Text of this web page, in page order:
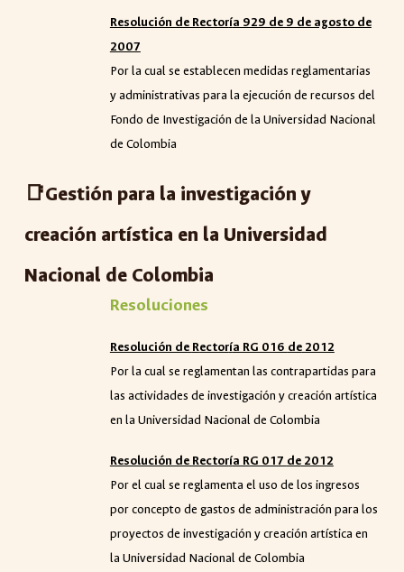
Resolución de Rectoría 929 de 9 de agosto de
2007
Por la cual se establecen medidas reglamentarias
y administrativas para la ejecución de recursos del
Fondo de Investigación de la Universidad Nacional
de Colombia
📑Gestión para la investigación y
creación artística en la Universidad
Nacional de Colombia
Resoluciones
Resolución de Rectoría RG 016 de2012
Por la cual se reglamentan las contrapartidas para
las actividades de investigación y creación artística
en la Universidad Nacional de Colombia
Resolución de Rectoría RG 017 de2012
Por el cual se reglamenta el uso de los ingresos
por concepto de gastos de administración para los
proyectos de investigación y creación artística en
la Universidad Nacional de Colombia